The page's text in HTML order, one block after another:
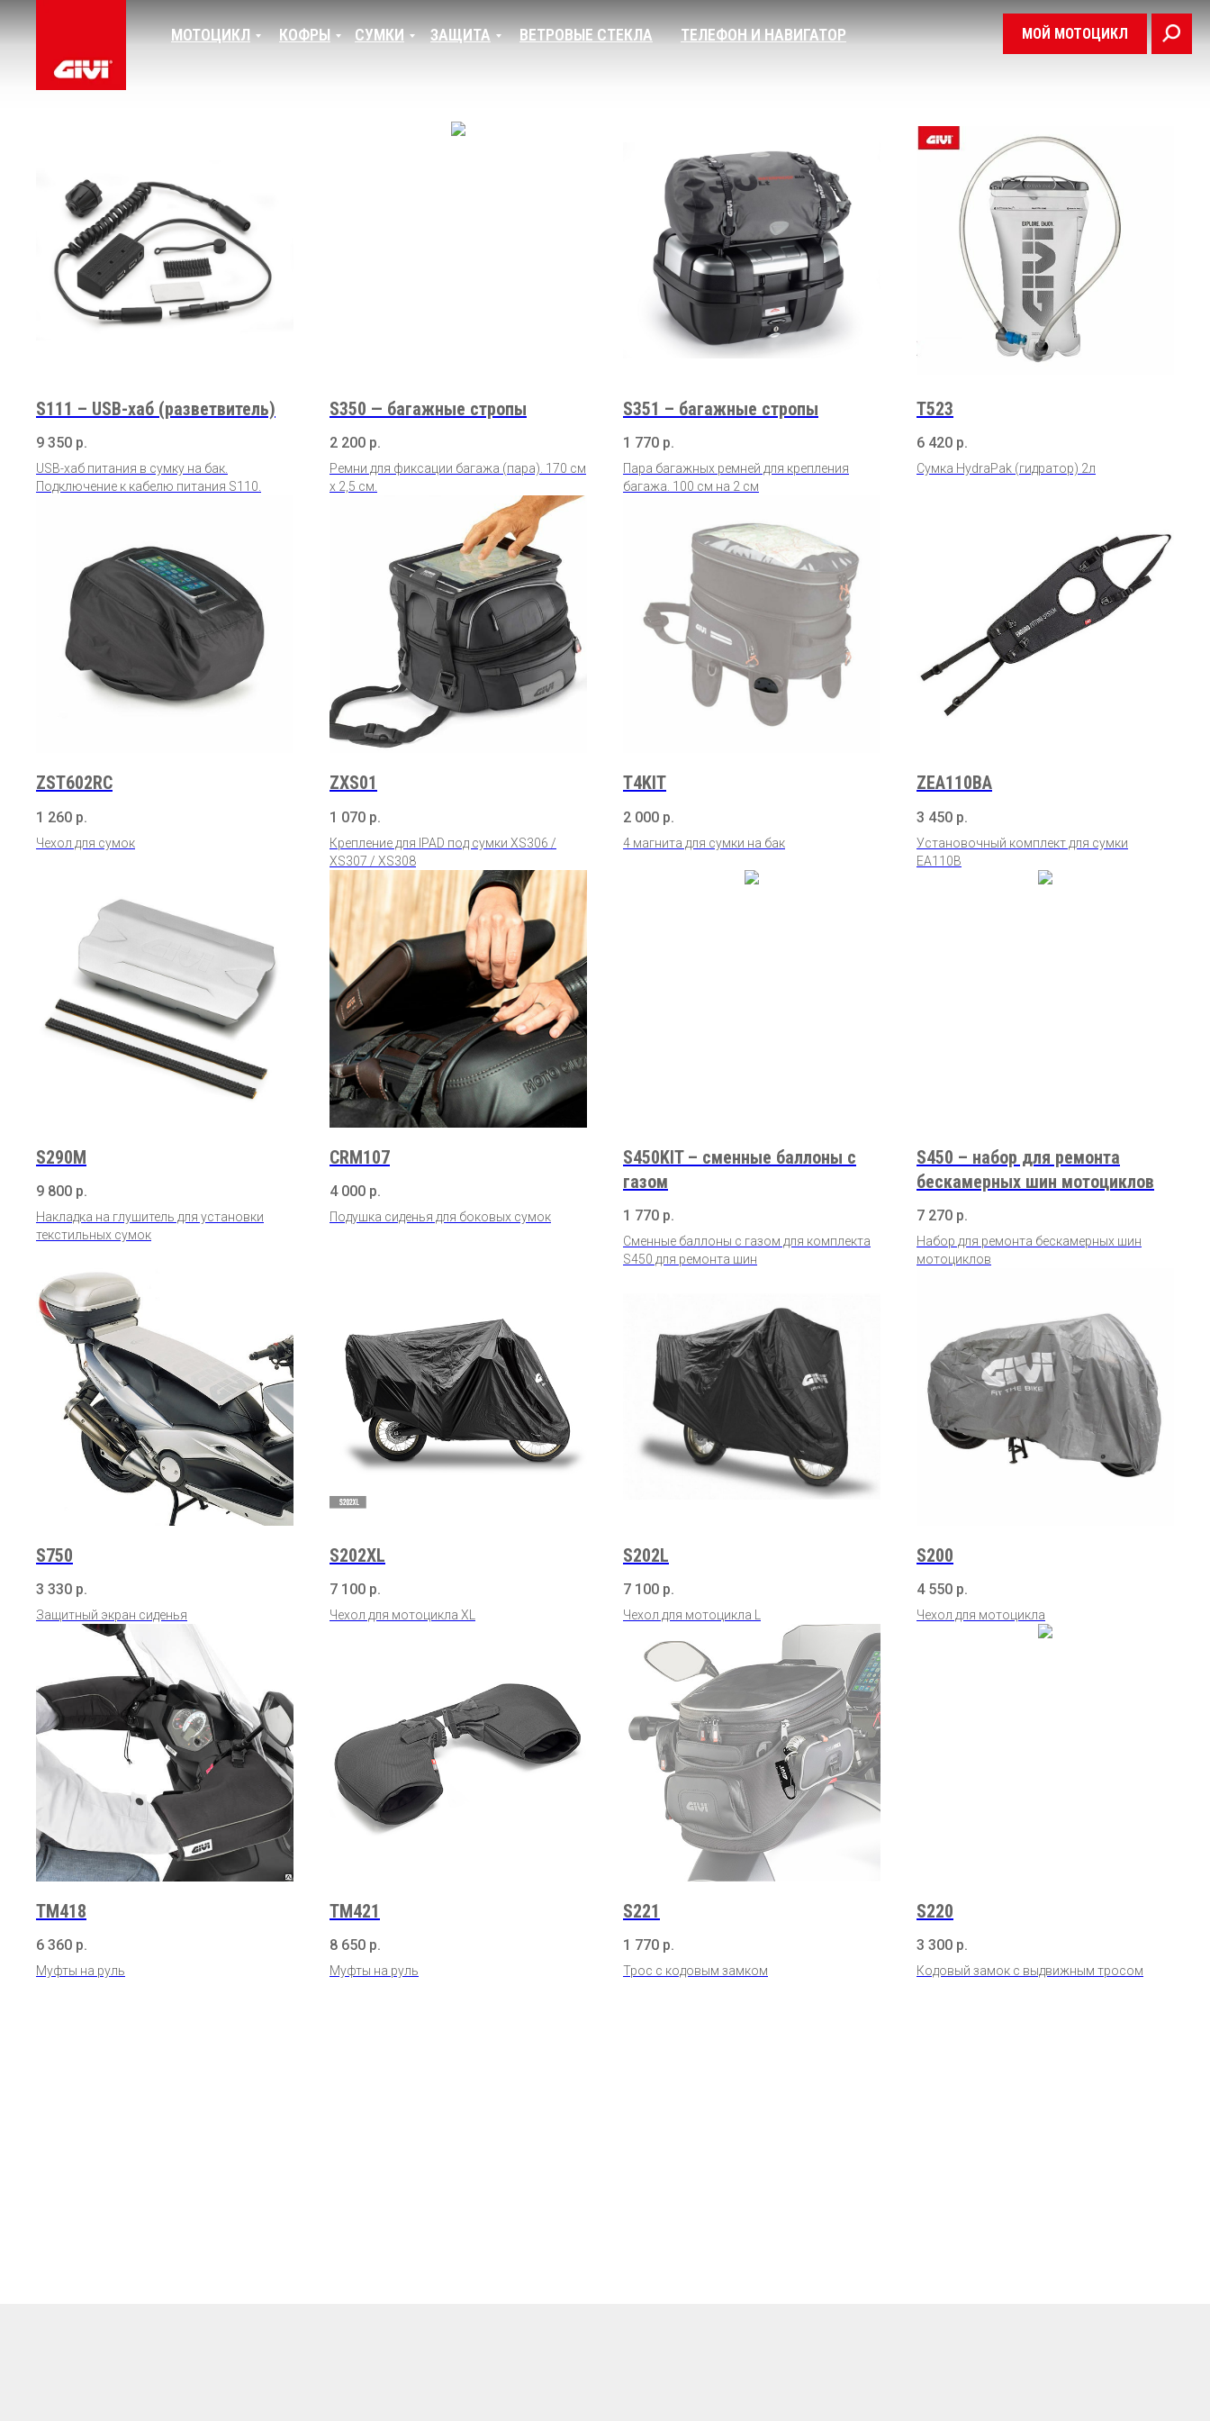
МОЙ МОТОЦИКЛ
СУМКИ ТЕЛЕФОН И НАВИГАТОР
ЗАЩИТА ВЕТРОВЫЕ СТЕКЛА
КОФРЫ
МОТОЦИКЛ
S111 – USB-хаб (разветвитель)
9 350 р.
USB-хаб питания в сумку на бак.
Подключение к кабелю питания S110.
S350 — багажные стропы
2 200 р.
Ремни для фиксации багажа (пара). 170 см
х 2,5 см.
S351 – багажные стропы
1 770 р.
Пара багажных ремней для крепления
багажа. 100 см на 2 см
T523
6 420 р.
Сумка HydraPak (гидратор) 2л
ZST602RC
1 260 р.
Чехол для сумок
ZXS01
1 070 р.
Крепление для IPAD под сумки XS306 /
XS307 / XS308
T4KIT
2 000 р.
4 магнита для сумки на бак
ZEA110BA
3 450 р.
Установочный комплект для сумки
EA110B
S290M
9 800 р.
Накладка на глушитель для установки
текстильных сумок
CRM107
4 000 р.
Подушка сиденья для боковых сумок
S450KIT – сменные баллоны с
газом
1 770 р.
Сменные баллоны с газом для комплекта
S450 для ремонта шин
S450 – набор для ремонта
бескамерных шин мотоциклов
7 270 р.
Набор для ремонта бескамерных шин
мотоциклов
S750
3 330 р.
Защитный экран сиденья
S202XL
7 100 р.
Чехол для мотоцикла XL
S202L
7 100 р.
Чехол для мотоцикла L
S200
4 550 р.
Чехол для мотоцикла
TM418
6 360 р.
Муфты на руль
TM421
8 650 р.
Муфты на руль
S221
1 770 р.
Трос с кодовым замком
S220
3 300 р.
Кодовый замок с выдвижным тросом